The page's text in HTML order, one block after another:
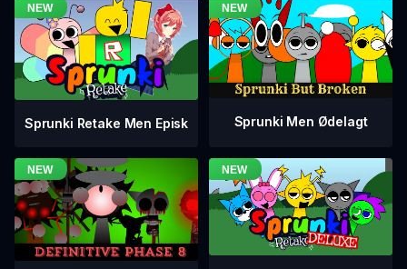
Sprunki Retake Men Episk Sprunki Men Ødelagt